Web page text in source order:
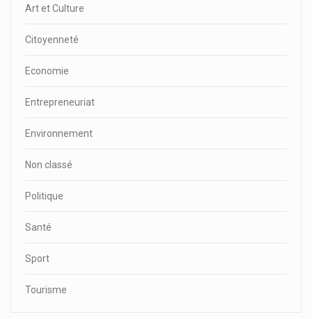
Art et Culture
Citoyenneté
Economie
Entrepreneuriat
Environnement
Non classé
Politique
Santé
Sport
Tourisme